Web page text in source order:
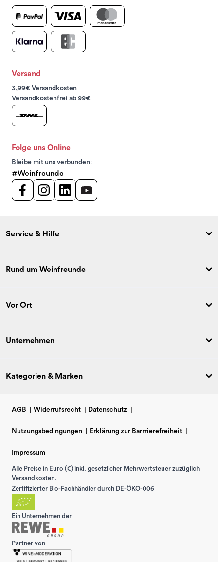
Versand
3,99€ Versandkosten
Versandkostenfrei ab 99€
Folge uns Online
Bleibe mit uns verbunden:
#Weinfreunde
Service & Hilfe
Rund um Weinfreunde
Vor Ort
Unternehmen
Kategorien & Marken
AGB Widerrufsrecht Datenschutz
Nutzungsbedingungen Erklärung zur Barrrierefreiheit
Impressum
Alle Preise in Euro (€) inkl. gesetzlicher Mehrwertsteuer zuzüglich
Versandkosten.
Zertifizierter Bio-Fachhändler durch DE-ÖKO-006
Ein Unternehmen der
Partner von